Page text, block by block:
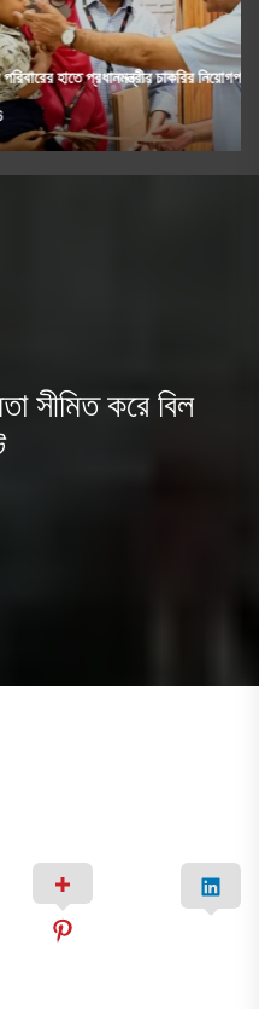
চাকরির নিয়োগপত্র
সীমিত করে বিল